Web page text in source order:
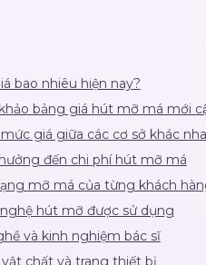
bao nhiêu hiện nay?
bảng giá hút mỡ má mới
giá giữa các cơ sở khác
đến chi phí hút mỡ má
mỡ má của từng khách
hút mỡ được sử dụng
và kinh nghiệm bác sĩ
vật chất và trang thiết bị